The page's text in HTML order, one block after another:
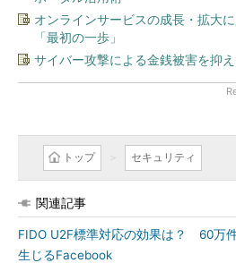
オンラインサービスの成長・拡大
「最初の一歩」
サイバー攻撃による金銭被害を抑
トップ セキュリティ
関連記事
FIDO U2F標準対応の効果は？ 60万
生じるFacebook